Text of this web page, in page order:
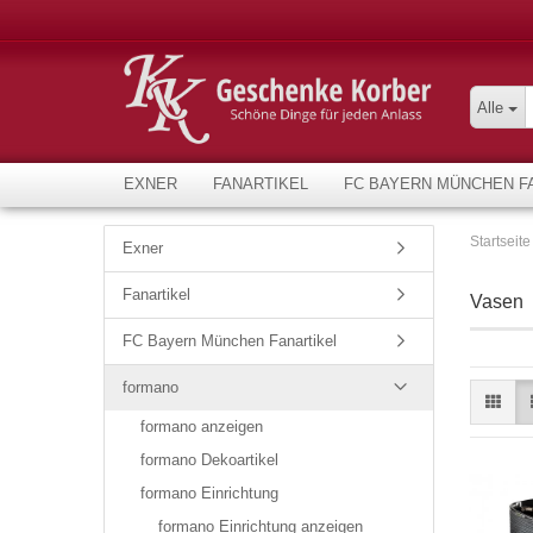
Alle
EXNER FANARTIKEL FC BAYERN MÜNCHEN
Startseite
Vasen
Exner
Fanartikel
FC Bayern München Fanartikel
formano
formano anzeigen
formano Dekoartikel
formano Einrichtung
formano Einrichtung anzeigen